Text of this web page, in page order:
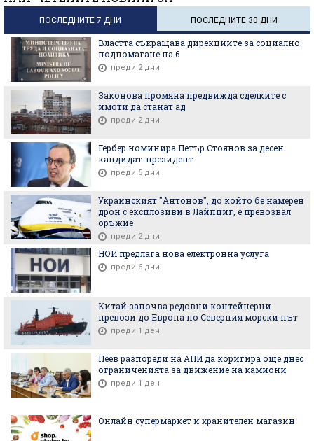
ПОСЛЕДНИТЕ 7 ДНИ ПОСЛЕДНИТЕ 30 ДНИ
Властта съкращава дирекциите за социално
подпомагане на 6
преди 2 дни
Законова промяна предвижда сделките с
имоти да станат ад
преди 2 дни
Гербер номинира Петър Стоянов за десен
кандидат-президент
преди 5 дни
Украинският "Антонов", до който бе намерен
дрон с експлозиви в Лайпциг, е превозвал
оръжие
преди 2 дни
НОИ предлага нова електронна услуга
преди 6 дни
Китай започва редовни контейнерни
превози до Европа по Северния морски път
преди 1 ден
Пеев разпореди на АПИ да коригира още днес
ограниченията за движение на камиони
преди 1 ден
Онлайн супермаркет и хранителен магазин